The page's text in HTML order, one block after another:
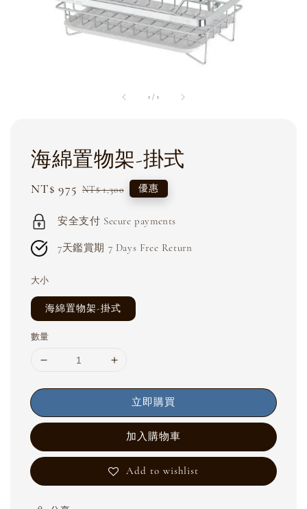
1 / 1
海綿置物架-掛式
Sale
NT$ 975 Regular
NT$ 1,300 優惠
安全支付 Secure payments
7天鑑賞期 7 Days Free Return
大小
海綿置物架-掛式
數量
立即購買
加入購物車
Add to wishlist